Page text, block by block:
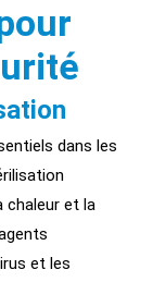
dans les
chaleur et la
et les